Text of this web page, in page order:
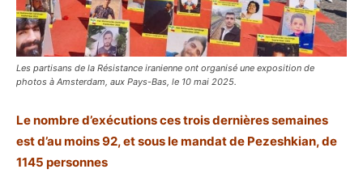
Les partisans de la Résistance iranienne ont organisé une exposition de
photos à Amsterdam, aux Pays-Bas, le 10 mai 2025.
Le nombre d’exécutions ces trois dernières semaines
est d’au moins 92, et sous le mandat de Pezeshkian, de
1145 personnes